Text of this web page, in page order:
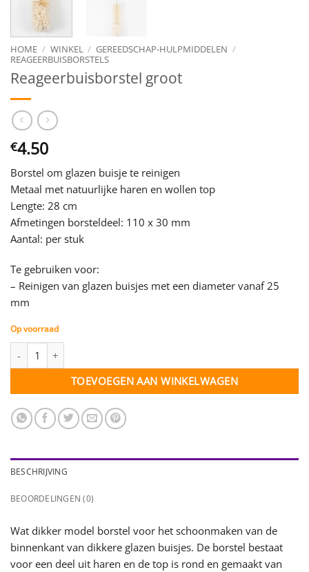
HOME / WINKEL / GEREEDSCHAP-HULPMIDDELEN /
REAGEERBUISBORSTELS
Reageerbuisborstel groot
€4.50
Borstel om glazen buisje te reinigen
Metaal met natuurlijke haren en wollen top
Lengte: 28 cm
Afmetingen borsteldeel: 110 x 30 mm
Aantal: per stuk
Te gebruiken voor:
– Reinigen van glazen buisjes met een diameter vanaf 25
mm
Op voorraad
TOEVOEGEN AAN WINKELWAGEN
BESCHRIJVING
BEOORDELINGEN (0)
Wat dikker model borstel voor het schoonmaken van de
binnenkant van dikkere glazen buisjes. De borstel bestaat
voor een deel uit haren en de top is rond en gemaakt van